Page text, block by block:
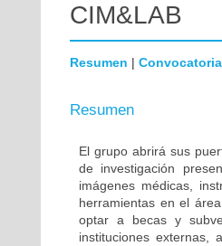
CIM&LAB
Resumen | Convocatoria
Resumen
El grupo abrirá sus
de investigación
imágenes médicas,
herramientas en el
optar a becas y
instituciones externas,